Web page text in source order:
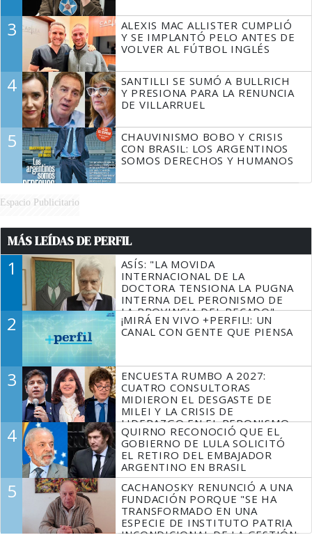
3
ALEXIS MAC ALLISTER CUMPLIÓ
Y SE IMPLANTÓ PELO ANTES DE
VOLVER AL FÚTBOL INGLÉS
4
SANTILLI SE SUMÓ A BULLRICH
Y PRESIONA PARA LA RENUNCIA
DE VILLARRUEL
5
CHAUVINISMO BOBO Y CRISIS
CON BRASIL: LOS ARGENTINOS
SOMOS DERECHOS Y HUMANOS
Espacio Publicitario
MÁS LEÍDAS DE PERFIL
1
ASÍS: "LA MOVIDA
INTERNACIONAL DE LA
DOCTORA TENSIONA LA PUGNA
INTERNA DEL PERONISMO DE
LA PROVINCIA DEL PECADO"
2
¡MIRÁ EN VIVO +PERFIL!: UN
CANAL CON GENTE QUE PIENSA
3
ENCUESTA RUMBO A 2027:
CUATRO CONSULTORAS
MIDIERON EL DESGASTE DE
MILEI Y LA CRISIS DE
LIDERAZGO EN EL PERONISMO
4
QUIRNO RECONOCIÓ QUE EL
GOBIERNO DE LULA SOLICITÓ
EL RETIRO DEL EMBAJADOR
ARGENTINO EN BRASIL
5
CACHANOSKY RENUNCIÓ A UNA
FUNDACIÓN PORQUE "SE HA
TRANSFORMADO EN UNA
ESPECIE DE INSTITUTO PATRIA
INCONDICIONAL DE LA GESTIÓN